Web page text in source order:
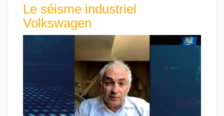
Le séisme industriel
Volkswagen